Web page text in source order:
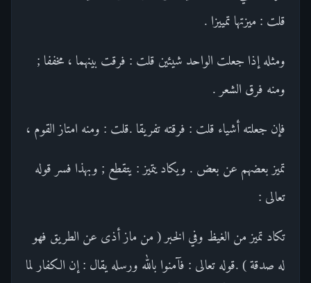
قلت : ميزتها تمييزا .
ومثله إذا جعلت الواحد شيئين قلت : فرقت بينهما ، مخففا ;
ومنه فرق الشعر .
فإن جعلته أشياء قلت : فرقته تفريقا .قلت : ومنه امتاز القوم ،
تميز بعضهم عن بعض . ويكاد يتميز : يتقطع ; وبهذا فسر قوله
تعالى :
تكاد تميز من الغيظ وفي الخبر ( من ماز أذى عن الطريق فهو
له صدقة ) .قوله تعالى : فآمنوا بالله ورسله يقال : إن الكفار لما